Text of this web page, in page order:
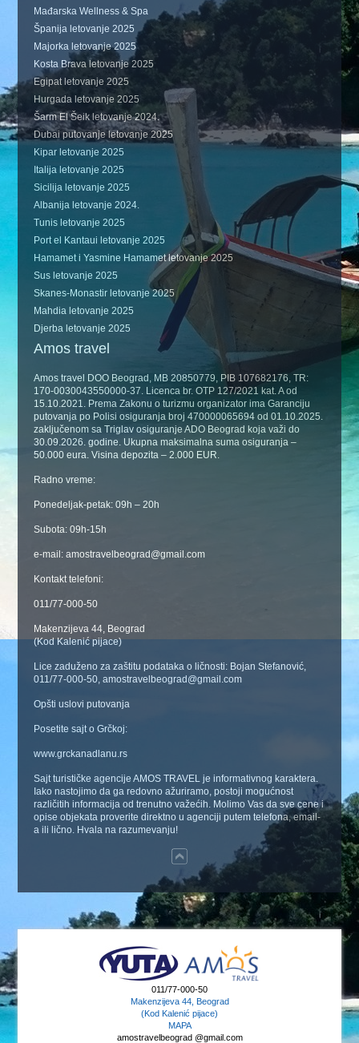
Mađarska Wellness & Spa
Španija letovanje 2025
Majorka letovanje 2025
Kosta Brava letovanje 2025
Egipat letovanje 2025
Hurgada letovanje 2025
Šarm El Šeik letovanje 2024.
Dubai putovanje letovanje 2025
Kipar letovanje 2025
Italija letovanje 2025
Sicilija letovanje 2025
Albanija letovanje 2024.
Tunis letovanje 2025
Port el Kantaui letovanje 2025
Hamamet i Yasmine Hamamet letovanje 2025
Sus letovanje 2025
Skanes-Monastir letovanje 2025
Mahdia letovanje 2025
Djerba letovanje 2025
Amos travel
Amos travel DOO Beograd, MB 20850779, PIB 107682176, TR:
170-0030043550000-37. Licenca br. OTP 127/2021 kat. A od
15.10.2021. Prema Zakonu o turizmu organizator ima Garanciju
putovanja po Polisi osiguranja broj 470000065694 od 01.10.2025.
zaključenom sa Triglav osiguranje ADO Beograd koja važi do
30.09.2026. godine. Ukupna maksimalna suma osiguranja –
50.000 eura. Visina depozita – 2.000 EUR.
Radno vreme:
Ponedeljak-petak: 09h – 20h
Subota: 09h-15h
e-mail: amostravelbeograd@gmail.com
Kontakt telefoni:
011/77-000-50
Makenzijeva 44, Beograd
(Kod Kalenić pijace)
Lice zaduženo za zaštitu podataka o ličnosti: Bojan Stefanović,
011/77-000-50, amostravelbeograd@gmail.com
Opšti uslovi putovanja
Posetite sajt o Grčkoj:
www.grckanadlanu.rs
Sajt turističke agencije AMOS TRAVEL je informativnog karaktera.
Iako nastojimo da ga redovno ažuriramo, postoji mogućnost
različitih informacija od trenutno važećih. Molimo Vas da sve cene i
opise objekata proverite direktno u agenciji putem telefona, email-
a ili lično. Hvala na razumevanju!
011/77-000-50
Makenzijeva 44, Beograd
(Kod Kalenić pijace)
MAPA
amostravelbeograd @gmail.com